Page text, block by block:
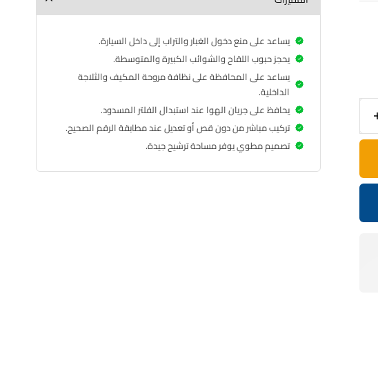
يساعد على منع دخول الغبار والتراب إلى داخل السيارة.
يحجز حبوب اللقاح والشوائب الكبيرة والمتوسطة.
يساعد على المحافظة على نظافة مروحة المكيف والثلاجة
الداخلية.
يحافظ على جريان الهوا عند استبدال الفلتر المسدود.
تركيب مباشر من دون قص أو تعديل عند مطابقة الرقم الصحيح.
تصميم مطوي يوفر مساحة ترشيح جيدة.